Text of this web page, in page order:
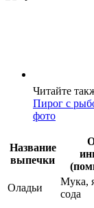
Читайте
Пирог с
фото
Название
выпечки
Оладьи
Мука,
сода